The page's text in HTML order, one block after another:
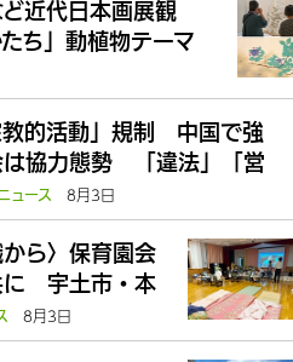
ど近代日本画展観
たち」動植物テーマ
教的活動」規制 中国で強
協力態勢 「違法」「営
ュース 8月3日
から〉保育園会
に 宇土市・本
8月3日